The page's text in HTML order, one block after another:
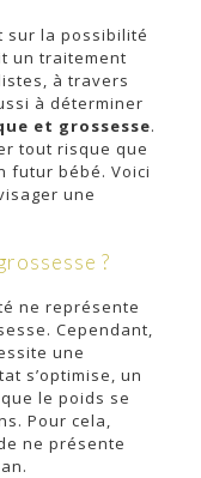
sur la possibilité
un traitement
à travers
à déterminer
et grossesse.
tout risque que
futur bébé. Voici
une
?
ne représente
Cependant,
une
s’optimise, un
le poids se
Pour cela,
ne présente